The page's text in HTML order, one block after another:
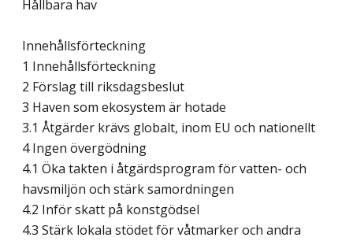
Hållbara hav
Innehållsförteckning
1 Innehållsförteckning
2 Förslag till riksdagsbeslut
3 Haven som ekosystem är hotade
3.1 Åtgärder krävs globalt, inom EU och nationellt
4 Ingen övergödning
4.1 Öka takten i åtgärdsprogram för vatten- och
havsmiljön och stärk samordningen
4.2 Inför skatt på konstgödsel
4.3 Stärk lokala stödet för våtmarker och andra